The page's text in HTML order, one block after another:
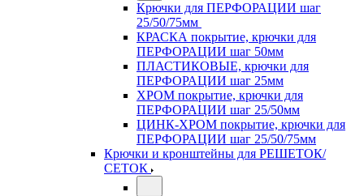
Крючки для ПЕРФОРАЦИИ шаг
25/50/75мм
КРАСКА покрытие, крючки для
ПЕРФОРАЦИИ шаг 50мм
ПЛАСТИКОВЫЕ, крючки для
ПЕРФОРАЦИИ шаг 25мм
ХРОМ покрытие, крючки для
ПЕРФОРАЦИИ шаг 25/50мм
ЦИНК-ХРОМ покрытие, крючки для
ПЕРФОРАЦИИ шаг 25/50/75мм
Крючки и кронштейны для РЕШЕТОК/
СЕТОК